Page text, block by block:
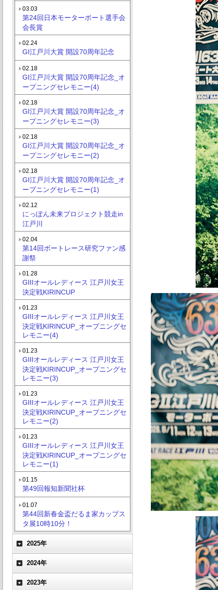
03.03
第24回日本モーターボート選手会
会長賞
02.24
GI江戸川大賞 開設70周年記念
02.18
GI江戸川大賞 開設70周年記念_オ
ープニングセレモニー(4)
02.18
GI江戸川大賞 開設70周年記念_オ
ープニングセレモニー(3)
02.18
GI江戸川大賞 開設70周年記念_オ
ープニングセレモニー(2)
02.18
GI江戸川大賞 開設70周年記念_オ
ープニングセレモニー(1)
02.12
にっぽん未来プロジェクト競走in
江戸川
02.04
第14回ボートレース研究ファン感
謝祭
01.28
GIIIオールレディース 江戸川女王
決定戦KIRINCUP
01.23
GIIIオールレディース 江戸川女王
決定戦KIRINCUP_オープニングセ
レモニー(4)
01.23
GIIIオールレディース 江戸川女王
決定戦KIRINCUP_オープニングセ
レモニー(3)
01.23
GIIIオールレディース 江戸川女王
決定戦KIRINCUP_オープニングセ
レモニー(2)
01.23
GIIIオールレディース 江戸川女王
決定戦KIRINCUP_オープニングセ
レモニー(1)
01.15
第49回報知新聞社杯
01.07
第44回新春金盃だるま家カップス
タ展10時10分！
2025年
2024年
2023年